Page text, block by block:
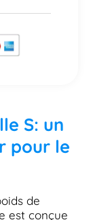
S: un
pour le
de
est conçue